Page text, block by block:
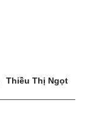
Thiều Thị Ngọt